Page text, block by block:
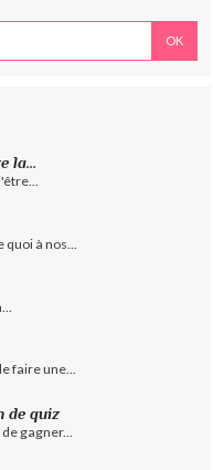
la...
à nos...
faire une...
de quiz
gagner...